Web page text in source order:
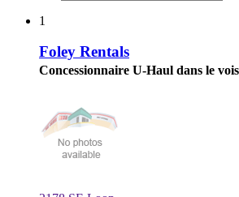
1
Foley Rentals
Concessionnaire U-Haul dans le